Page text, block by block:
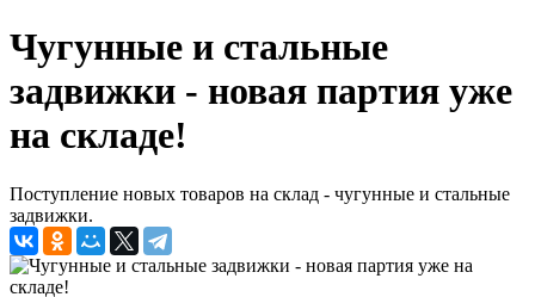
Чугунные и стальные
задвижки - новая партия уже
на складе!
Поступление новых товаров на склад - чугунные и стальные
задвижки.